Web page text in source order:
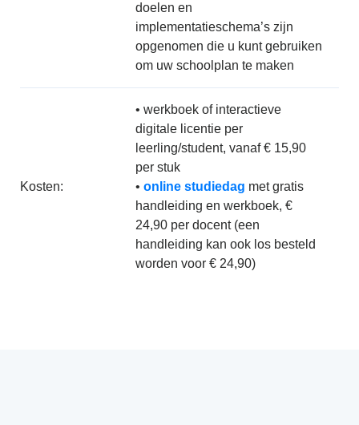
doelen en
implementatieschema’s zijn
opgenomen die u kunt gebruiken
om uw schoolplan te maken
Kosten:
• werkboek of interactieve
digitale licentie per
leerling/student, vanaf € 15,90
per stuk
• online studiedag met gratis
handleiding en werkboek, €
24,90 per docent (een
handleiding kan ook los besteld
worden voor € 24,90)